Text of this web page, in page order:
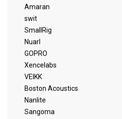
Amaran
swit
SmallRig
Nuarl
GOPRO
Xencelabs
VEIKK
Boston Acoustics
Nanlite
Sangoma